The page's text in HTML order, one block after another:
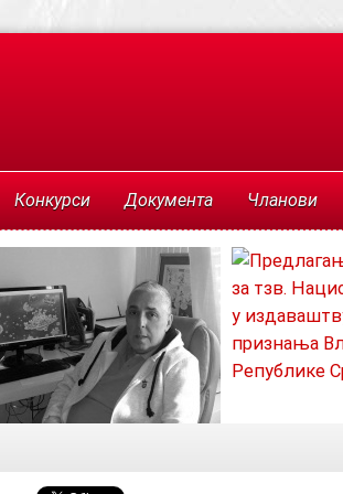
Конкурси Документа Чланови